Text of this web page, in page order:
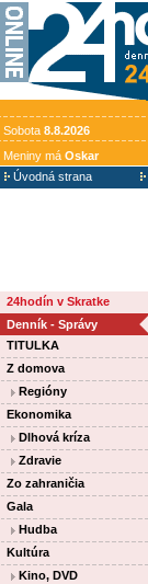
Sobota 8.8.2026
Meniny má Oskar
Úvodná strana
24hodín v Skratke
Denník - Správy
TITULKA
Z domova
Regióny
Ekonomika
Dlhová kríza
Zdravie
Zo zahraničia
Gala
Hudba
Kultúra
Kino, DVD